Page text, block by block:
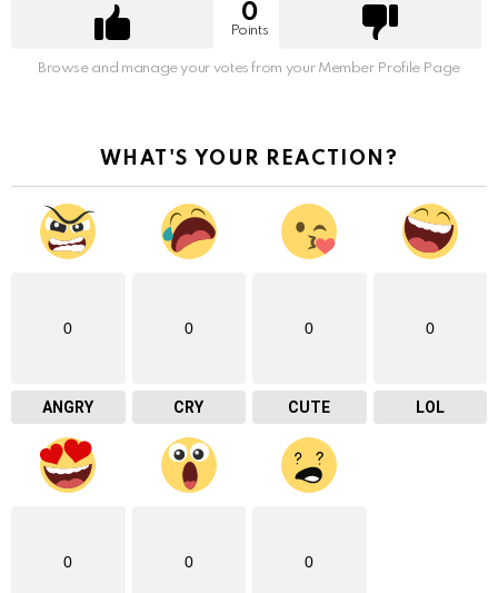
0
Points
Browse and manage your votes from your Member Profile Page
WHAT'S YOUR REACTION?
0
ANGRY
0
CRY
0
CUTE
0
LOL
0 0 0